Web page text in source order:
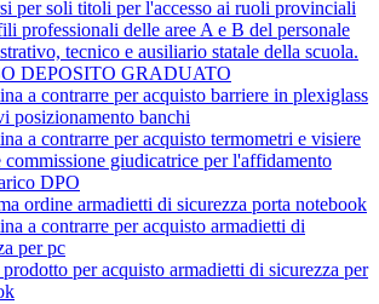
per soli titoli per l'accesso ai ruoli provinciali
professionali delle aree A e B del personale
tecnico e ausiliario statale della scuola.
DEPOSITO GRADUATO
a contrarre per acquisto barriere in plexiglass
posizionamento banchi
a contrarre per acquisto termometri e visiere
commissione giudicatrice per l'affidamento
DPO
ordine armadietti di sicurezza porta notebook
a contrarre per acquisto armadietti di
per pc
prodotto per acquisto armadietti di sicurezza per